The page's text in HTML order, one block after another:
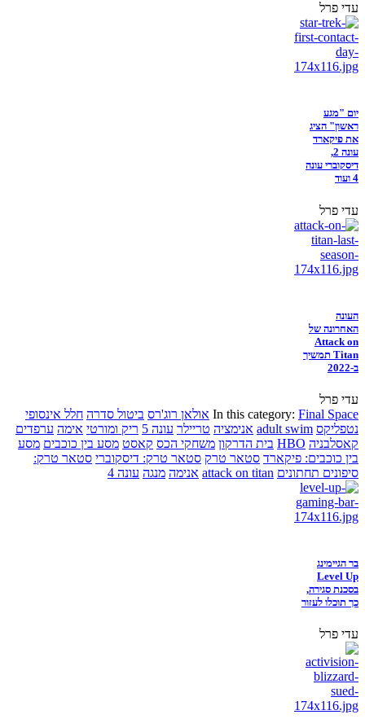
עדי פרל
יום "מגע
ראשון" הציג
את פיקארד
עונה 2,
דיסקוברי עונה
4 ועוד
עדי פרל
העונה
האחרונה של
Attack on
Titan תמשיך
ב-2022
עדי פרל
In this category: Final Space אולאן רוג'רס ביטול סדרה חלל אינסופי
נטפליקס adult swim אנימציה טריילר עונה 5 ריק ומורטי אימה ערפדים
קאסלבניה HBO בית הדרקון משחקי הכס קאסט מסע בין כוכבים מסע
בין כוכבים: פיקארד סטאר טרק סטאר טרק: דיסקוברי סטאר טרק:
סיפונים תחתונים attack on titan אנימה מנגה עונה 4
בר הגיימינג
Level Up
בסכנת סגירה,
כך תוכלו לעזור
עדי פרל